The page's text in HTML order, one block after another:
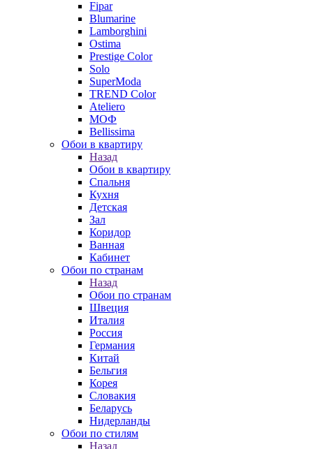
Fipar
Blumarine
Lamborghini
Ostima
Prestige Color
Solo
SuperModa
TREND Color
Ateliero
МОФ
Bellissima
Обои в квартиру
Назад
Обои в квартиру
Спальня
Кухня
Детская
Зал
Коридор
Ванная
Кабинет
Обои по странам
Назад
Обои по странам
Швеция
Италия
Россия
Германия
Китай
Бельгия
Корея
Словакия
Беларусь
Нидерланды
Обои по стилям
Назад